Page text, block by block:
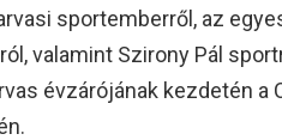
sportemberről, az
valamint Szirony Pál
évzárójának kezdetén